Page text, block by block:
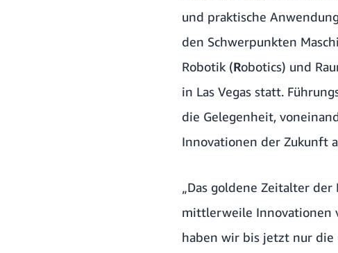
und praktische
den Schwerpunkten
Robotik (Robotics) und
in Las Vegas statt.
die Gelegenheit,
Innovationen der Zukunft
„Das goldene Zeitalter
mittlerweile Innovationen
haben wir bis jetzt nur die